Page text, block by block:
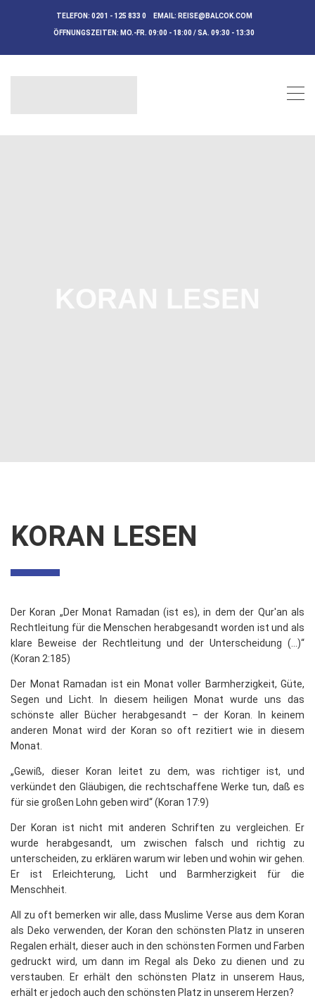
TELEFON: 0201 - 125 833 0 EMAIL: REISE@BALCOK.COM
ÖFFNUNGSZEITEN: MO.-FR. 09:00 - 18:00 / SA. 09:30 - 13:30
KORAN LESEN
Der Koran „Der Monat Ramadan (ist es), in dem der Qur'an als
Rechtleitung für die Menschen herabgesandt worden ist und als
klare Beweise der Rechtleitung und der Unterscheidung (...)“
(Koran 2:185)
Der Monat Ramadan ist ein Monat voller Barmherzigkeit, Güte,
Segen und Licht. In diesem heiligen Monat wurde uns das
schönste aller Bücher herabgesandt – der Koran. In keinem
anderen Monat wird der Koran so oft rezitiert wie in diesem
Monat.
„Gewiß, dieser Koran leitet zu dem, was richtiger ist, und
verkündet den Gläubigen, die rechtschaffene Werke tun, daß es
für sie großen Lohn geben wird“ (Koran 17:9)
Der Koran ist nicht mit anderen Schriften zu vergleichen. Er
wurde herabgesandt, um zwischen falsch und richtig zu
unterscheiden, zu erklären warum wir leben und wohin wir gehen.
Er ist Erleichterung, Licht und Barmherzigkeit für die
Menschheit.
All zu oft bemerken wir alle, dass Muslime Verse aus dem Koran
als Deko verwenden, der Koran den schönsten Platz in unseren
Regalen erhält, dieser auch in den schönsten Formen und Farben
gedruckt wird, um dann im Regal als Deko zu dienen und zu
verstauben. Er erhält den schönsten Platz in unserem Haus,
erhält er jedoch auch den schönsten Platz in unserem Herzen?